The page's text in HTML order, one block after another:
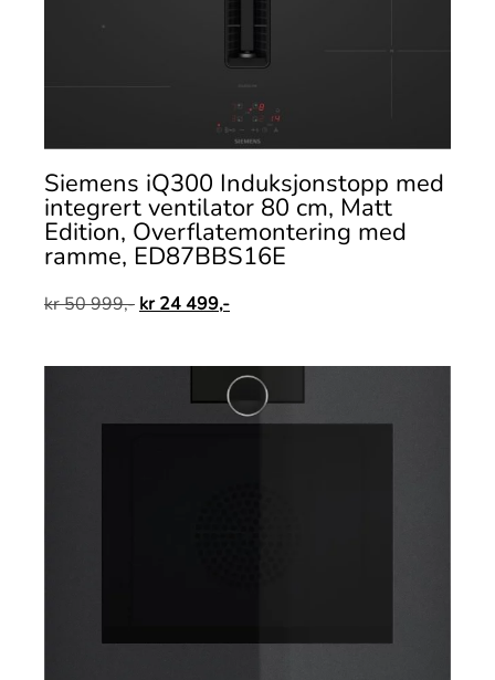
Siemens iQ300 Induksjonstopp med
integrert ventilator 80 cm, Matt
Edition, Overflatemontering med
ramme, ED87BBS16E
kr50 999,- kr24 499,-